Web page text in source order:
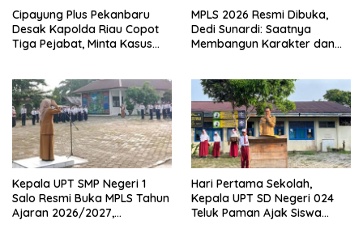
Cipayung Plus Pekanbaru
Desak Kapolda Riau Copot
Tiga Pejabat, Minta Kasus
MPLS 2026 Resmi Dibuka,
Dedi Sunardi: Saatnya
Membangun Karakter dan
Kepala UPT SMP Negeri 1
Salo Resmi Buka MPLS Tahun
Ajaran 2026/2027,
Hari Pertama Sekolah,
Kepala UPT SD Negeri 024
Teluk Paman Ajak Siswa